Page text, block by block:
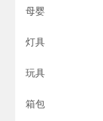
母婴
灯具
玩具
箱包